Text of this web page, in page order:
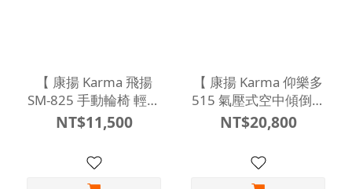
【 康揚 Karma 飛揚
SM-825 手動輪椅 輕量
化量產型 】
NT$11,500
【 康揚 Karma 仰樂多
515 氣壓式空中傾倒手
動輪椅 安全重心潛移裝
置 】
NT$20,800